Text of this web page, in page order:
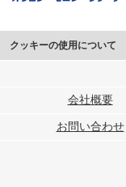
クッキーの使用について
このサイトでは Cookie
行っています。
メディアや広告配信、デ
各パートナーは、この情
ユーザーが各パートナー
会社概要
お問い合わせ